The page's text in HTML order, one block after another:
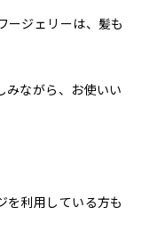
ージェリーは、髪も
みながら、お使いい
を利用している方も